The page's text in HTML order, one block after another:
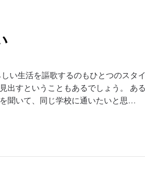
い生活を謳歌するのもひとつのスタ
出すということもあるでしょう。 あ
聞いて、同じ学校に通いたいと思…